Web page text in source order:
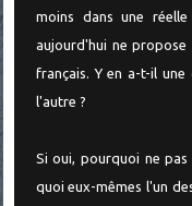
moins dans une
aujourd'hui ne
français. Y en a-t-il
l'autre ?
Si oui, pourquoi ne
quoi eux-mêmes l'un